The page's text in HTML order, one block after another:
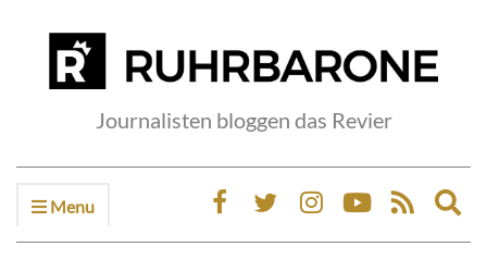
Journalisten bloggen das Revier
Menu